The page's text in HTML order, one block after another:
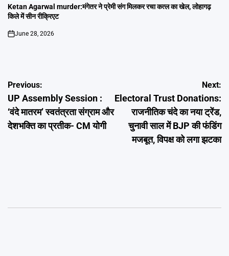
IN
Ketan Agarwal murder:मंगेतर ने प्रेमी संग मिलकर रचा कत्ल का खेल, लोहागढ़
किले में सीन रीक्रिएट
on
June 28, 2026
Post
navigation
Previous:
UP Assembly Session :
‘वंदे मातरम’ स्वतंत्रता संग्राम और
देशभक्ति का प्रतीक- CM योगी
Next:
Electoral Trust Donations:
राजनीतिक चंदे का नया ट्रेंड,
चुनावी साल में BJP की फंडिंग
मजबूत, विपक्ष को लगा झटका